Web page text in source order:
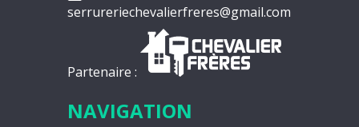
serrureriechevalierfreres@gmail.com
Partenaire :
NAVIGATION